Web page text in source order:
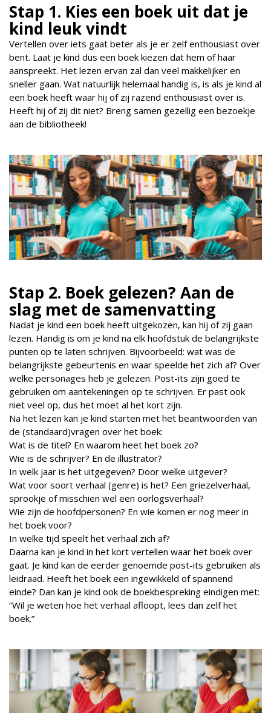
Stap 1. Kies een boek uit dat je
kind leuk vindt
Vertellen over iets gaat beter als je er zelf enthousiast over
bent. Laat je kind dus een boek kiezen dat hem of haar
aanspreekt. Het lezen ervan zal dan veel makkelijker en
sneller gaan. Wat natuurlijk helemaal handig is, is als je kind al
een boek heeft waar hij of zij razend enthousiast over is.
Heeft hij of zij dit niet? Breng samen gezellig een bezoekje
aan de bibliotheek!
Stap 2. Boek gelezen? Aan de
slag met de samenvatting
Nadat je kind een boek heeft uitgekozen, kan hij of zij gaan
lezen. Handig is om je kind na elk hoofdstuk de belangrijkste
punten op te laten schrijven. Bijvoorbeeld: wat was de
belangrijkste gebeurtenis en waar speelde het zich af? Over
welke personages heb je gelezen. Post-its zijn goed te
gebruiken om aantekeningen op te schrijven. Er past ook
niet veel op, dus het moet al het kort zijn.
Na het lezen kan je kind starten met het beantwoorden van
de (standaard)vragen over het boek:
Wat is de titel? En waarom heet het boek zo?
Wie is de schrijver? En de illustrator?
In welk jaar is het uitgegeven? Door welke uitgever?
Wat voor soort verhaal (genre) is het? Een griezelverhaal,
sprookje of misschien wel een oorlogsverhaal?
Wie zijn de hoofdpersonen? En wie komen er nog meer in
het boek voor?
In welke tijd speelt het verhaal zich af?
Daarna kan je kind in het kort vertellen waar het boek over
gaat. Je kind kan de eerder genoemde post-its gebruiken als
leidraad. Heeft het boek een ingewikkeld of spannend
einde? Dan kan je kind ook de boekbespreking eindigen met:
“Wil je weten hoe het verhaal afloopt, lees dan zelf het
boek.”